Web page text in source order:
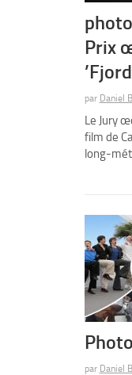
Prix
par Daniel
Le Jury
film de
long-
par Daniel